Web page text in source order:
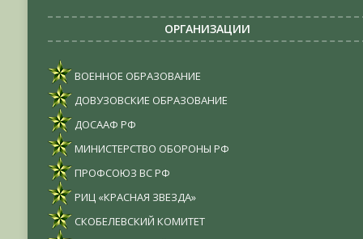
ОРГАНИЗАЦИИ
ВОЕННОЕ ОБРАЗОВАНИЕ
ДОВУЗОВСКИЕ ОБРАЗОВАНИЕ
ДОСААФ РФ
МИНИСТЕРСТВО ОБОРОНЫ РФ
ПРОФСОЮЗ ВС РФ
РИЦ «КРАСНАЯ ЗВЕЗДА»
СКОБЕЛЕВСКИЙ КОМИТЕТ